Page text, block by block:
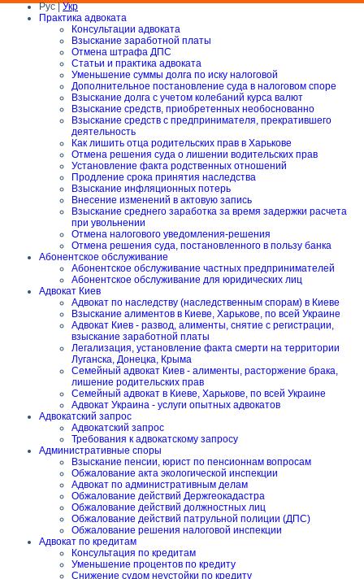
Рус |Укр
Практика адвоката
Консультации адвоката
Взыскание заработной платы
Отмена штрафа ДПС
Статьи и практика адвоката
Уменьшение суммы долга по иску налоговой
Дополнительное постановление суда в налоговом споре
Взыскание долга с учетом колебаний курса валют
Взыскание средств, приобретенных необоснованно
Взыскание средств с предпринимателя, прекратившего
деятельность
Как лишить отца родительских прав в Харькове
Отмена решения суда о лишении водительских прав
Установление факта родственных отношений
Продление срока принятия наследства
Взыскание инфляционных потерь
Внесение изменений в актовую запись
Взыскание среднего заработка за время задержки расчета
при увольнении
Отмена налогового уведомления-решения
Отмена решения суда, постановленного в пользу банка
Абонентское обслуживание
Абонентское обслуживание частных предпринимателей
Абонентское обслуживание для юридических лиц
Адвокат Киев
Адвокат по наследству (наследственным спорам) в Киеве
Взыскание алиментов в Киеве, Харькове, по всей Украине
Адвокат Киев - развод, алименты, снятие с регистрации,
взыскание заработной платы
Легализация, установление факта смерти на территории
Луганска, Донецка, Крыма
Семейный адвокат Киев - алименты, расторжение брака,
лишение родительских прав
Семейный адвокат в Киеве, Харькове, по всей Украине
Адвокат Украина - услуги опытных адвокатов
Адвокатский запрос
Адвокатский запрос
Требования к адвокатскому запросу
Административные споры
Взыскание пенсии, юрист по пенсионнам вопросам
Обжалование акта экологической инспекции
Адвокат по административным делам
Обжалование действий Держгеокадастра
Обжалование действий должностных лиц
Обжалование действий патрульной полиции (ДПС)
Обжалование решения налоговой инспекции
Адвокат по кредитам
Консультация по кредитам
Уменьшение процентов по кредиту
Снижение судом неустойки по кредиту